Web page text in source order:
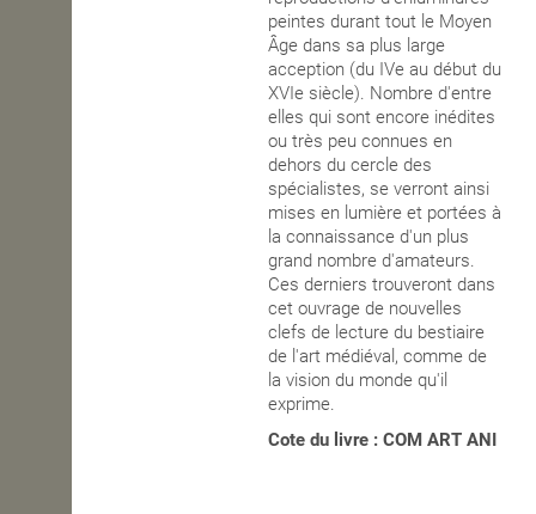
peintes durant tout le Moyen
Âge dans sa plus large
acception (du IVe au début du
XVIe siècle). Nombre d'entre
elles qui sont encore inédites
ou très peu connues en
dehors du cercle des
spécialistes, se verront ainsi
mises en lumière et portées à
la connaissance d'un plus
grand nombre d'amateurs.
Ces derniers trouveront dans
cet ouvrage de nouvelles
clefs de lecture du bestiaire
de l'art médiéval, comme de
la vision du monde qu'il
exprime.
Cote du livre : COM ART ANI